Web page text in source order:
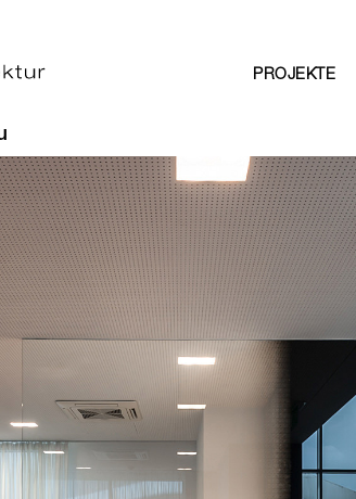
PROJEKTE